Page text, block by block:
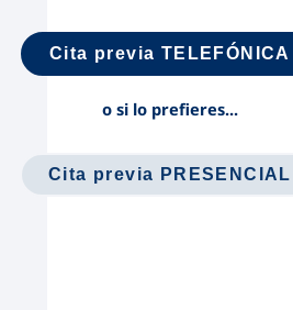
Cita previa TELEFÓNICA
o si lo prefieres...
Cita previa PRESENCIAL